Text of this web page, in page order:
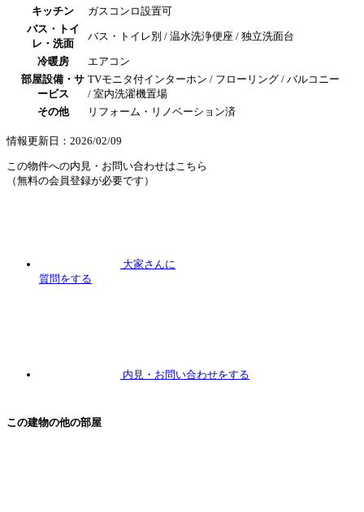
キッチン
ガスコンロ設置可
バス・トイ
レ・洗面
バス・トイレ別 / 温水洗浄便座 / 独立洗面台
冷暖房
エアコン
部屋設備・サ
ービス
TVモニタ付インターホン / フローリング / バルコニー
/ 室内洗濯機置場
その他
リフォーム・リノベーション済
情報更新日：2026/02/09
この物件への内見・お問い合わせはこちら
（無料の会員登録が必要です）
大家さんに
質問をする
内見 ・お問い合わせをする
この建物の他の部屋